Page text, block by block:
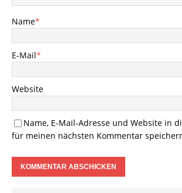
Name*
E-Mail*
Website
Name, E-Mail-Adresse und Website in
für meinen nächsten Kommentar